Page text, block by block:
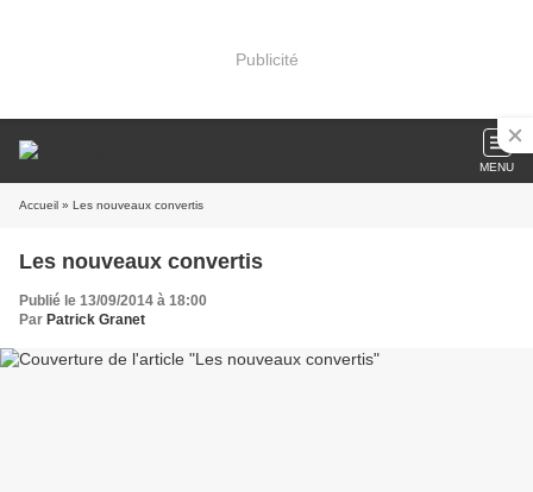
Publicité
MENU
Accueil » Les nouveaux convertis
Les nouveaux convertis
Publié le 13/09/2014 à 18:00
Par Patrick Granet